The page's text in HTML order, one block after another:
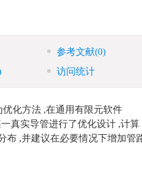
参考文献(0)
访问统计
化方法 ,在通用有限元软件
真实导管进行了优化设计 ,计算
布 ,并建议在必要情况下增加管